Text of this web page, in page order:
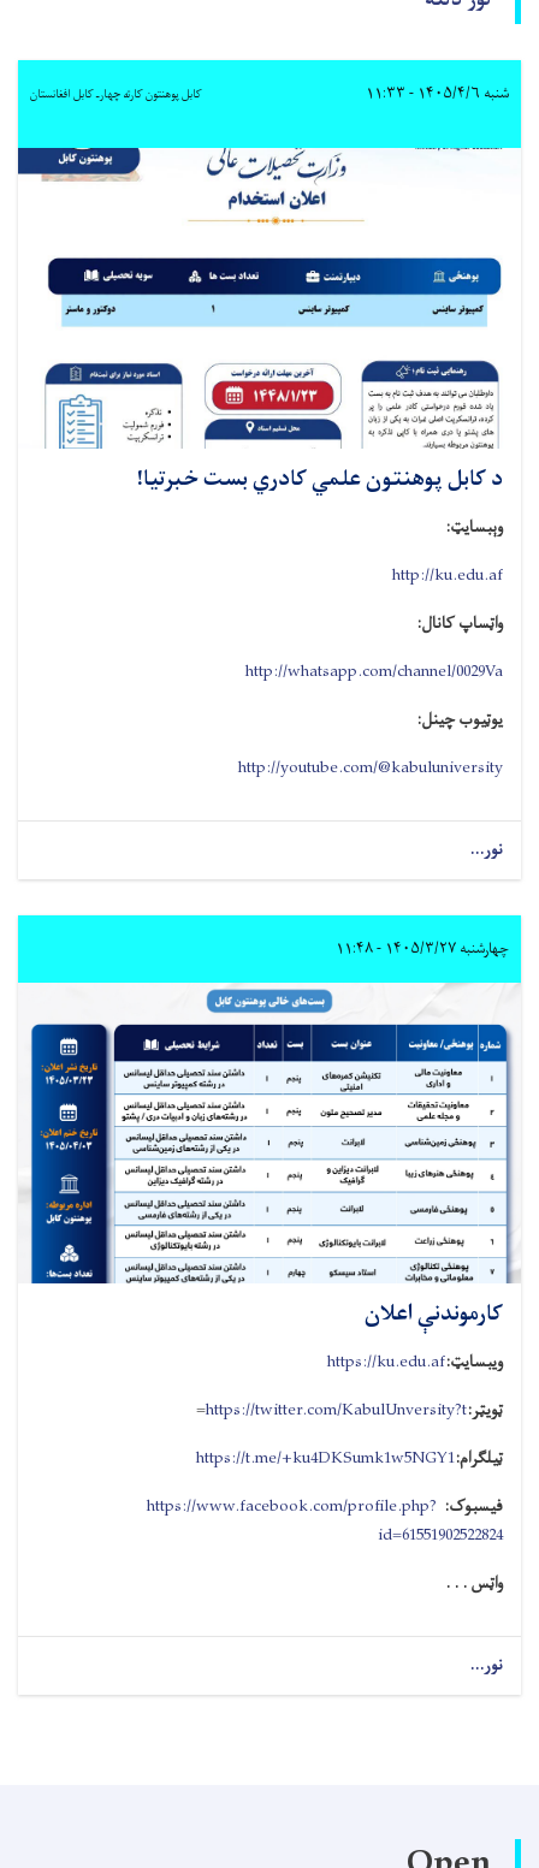
شنبه ۱۴۰۵/۴/۶ - ۱۱:۳۳ کابل پوهنتون کارته چهارـ کابل افغانستان
د کابل پوهنتون علمي کادري بست خبرتیا!
وېبسایټ:
http://ku.edu.af
واټساپ کانال:
http://whatsapp.com/channel/0029Va
یوټیوب چینل:
http://youtube.com/@kabuluniversity
نور...
چهارشنبه ۱۴۰۵/۳/۲۷ - ۱۱:۴۸
کارموندنې اعلان
ویبسایټ:https://ku.edu.af
ټویټر:https://twitter.com/KabulUnversity?t
=
ټیلګرام:https://t.me/+ku4DKSumk1w5NGY1
فیسبوک: https://www.facebook.com/profile.php?
id=61551902522824
واټس . . .
نور...